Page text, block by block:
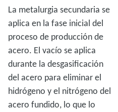
La metalurgia secundaria se
aplica en la fase inicial del
proceso de producción de
acero. El vacío se aplica
durante la desgasificación
del acero para eliminar el
hidrógeno y el nitrógeno del
acero fundido, lo que lo